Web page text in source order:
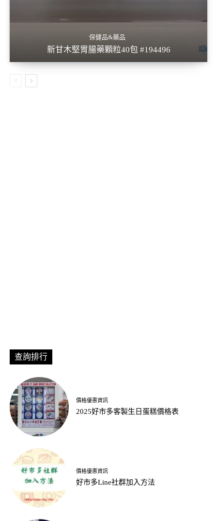
保健品&藥品
新甘木堅胃腸藥顆粒40包 #194496
查詢排行
價格優惠資訊
2025好市多客製生日蛋糕價格表
價格優惠資訊
好市多Line社群加入方法